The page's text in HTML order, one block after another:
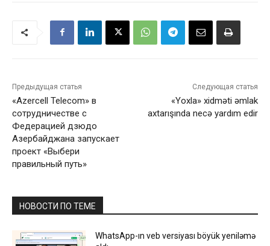
Предыдущая статья
«Azercell Telecom» в
сотрудничестве с
Федерацией дзюдо
Азербайджана запускает
проект «Выбери
правильный путь»
Следующая статья
«Yoxla» xidməti əmlak
axtarışında necə yardım edir
НОВОСТИ ПО ТЕМЕ
WhatsApp-ın veb versiyası böyük yeniləmə